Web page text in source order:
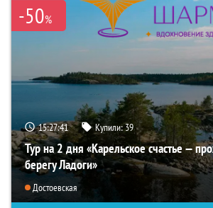
-50%
15:27:40 Купили:39
Тур на 2 дня «Карельское счастье —
берегу Ладоги»
Достоевская